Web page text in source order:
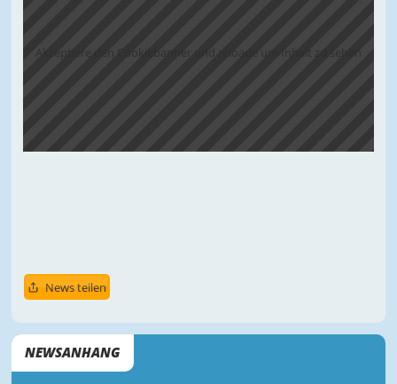
Akzeptiere den Cookiebanner und reloade um Inhalt zu sehen
News teilen
NEWSANHANG